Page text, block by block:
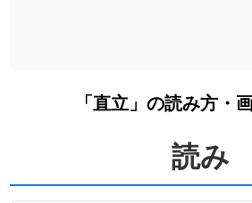
「直立」の読み方・
読み